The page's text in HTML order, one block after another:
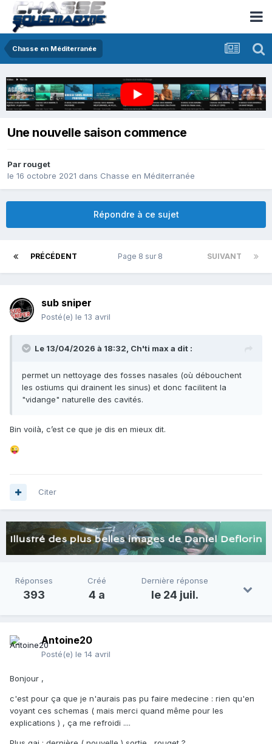
Chasse en Méditerranée
Une nouvelle saison commence
Par rouget
le 16 octobre 2021 dans Chasse en Méditerranée
Répondre à ce sujet
PRÉCÉDENT SUIVANT
Page 8 sur 8
sub sniper
Posté(e) le 13 avril
Le 13/04/2026 à 18:32, Ch'ti max a dit :
permet un nettoyage des fosses nasales (où débouchent
les ostiums qui drainent les sinus) et donc facilitent la
"vidange" naturelle des cavités.
Bin voilà, c’est ce que je dis en mieux dit.
😜
Citer
Réponses
393
Créé
4 a
Dernière réponse
le 24 juil.
Antoine20
Posté(e) le 14 avril
Bonjour ,
c'est pour ça que je n'aurais pas pu faire medecine : rien qu'en
voyant ces schemas ( mais merci quand même pour les
explications ) , ça me refroidi ....